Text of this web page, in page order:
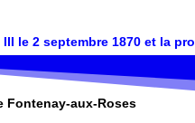
le 2 septembre 1870 et la
Fontenay-aux-Roses